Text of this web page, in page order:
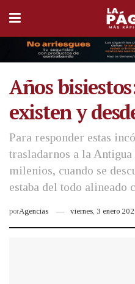
Años
existen y
Para responder estas
trasladarnos a la Antigua
milenios, cuando se
estaba del todo alineado
porAgencias viernes, 3 enero